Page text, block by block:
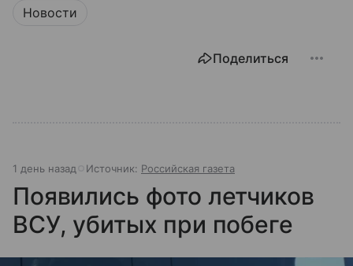
Новости
Поделиться
1 день назад Источник: Российская газета
Появились фото летчиков
ВСУ, убитых при побеге